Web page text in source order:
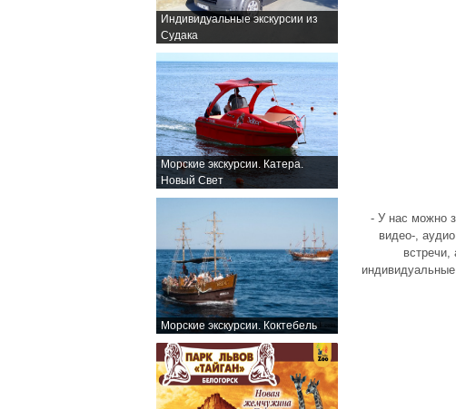
Индивидуальные экскурсии из
Судака
Морские экскурсии. Катера.
Новый Свет
Морские экскурсии. Коктебель
- У нас можно
видео-,
встречи,